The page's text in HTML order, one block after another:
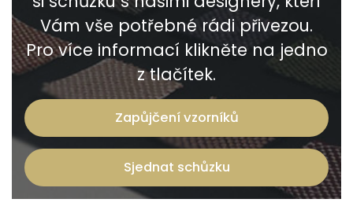
Vám vše potřebné rádi přivezou.
Pro více informací klikněte na jedno
z tlačítek.
Zapůjčení vzorníků
Sjednat schůzku